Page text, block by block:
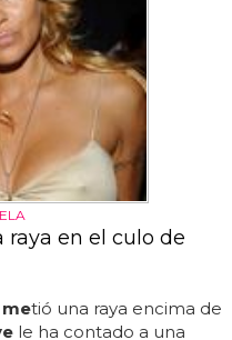
raya en el culo de
metió una raya encima de
le ha contado a una